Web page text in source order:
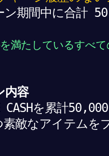
ン期間中に合計
満たしているすべ
内容
CASHを累計
素敵なアイテムを